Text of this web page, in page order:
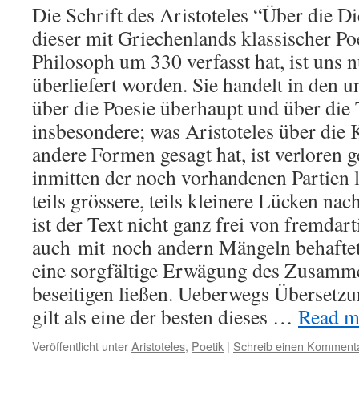
Die Schrift des Aristoteles “Über die
dieser mit Griechenlands klassischer
Philosoph um 330 verfasst hat, ist uns
überliefert worden. Sie handelt in den
über die Poesie überhaupt und über
insbesondere; was Aristoteles über die
andere Formen gesagt hat, ist verloren
inmitten der noch vorhandenen Partien
teils grössere, teils kleinere Lücken
ist der Text nicht ganz frei von
auch mit noch andern Mängeln
eine sorgfältige Erwägung des
beseitigen ließen. Ueberwegs
gilt als eine der besten dieses … Read
Veröffentlicht unterAristoteles, Poetik | Schreib einen